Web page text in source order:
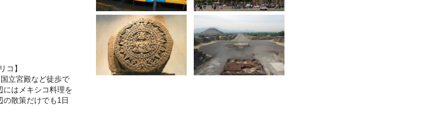
コ】
立宮殿など徒歩で
にはメキシコ料理を
散策だけでも1日